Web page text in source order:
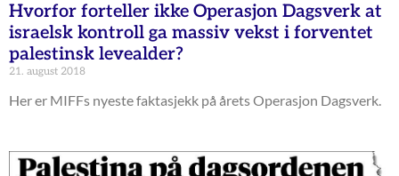
Hvorfor forteller ikke Operasjon Dagsverk at
israelsk kontroll ga massiv vekst i forventet
palestinsk levealder?
21. august 2018
Her er MIFFs nyeste faktasjekk på årets Operasjon Dagsverk.